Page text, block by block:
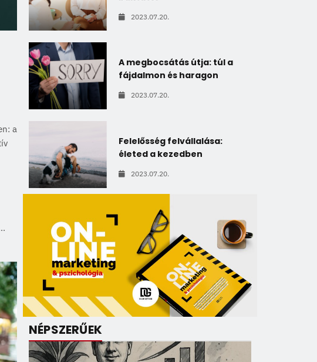
a
2023.07.20.
A megbocsátás útja: túl a
fájdalmon és haragon
2023.07.20.
Felelősség felvállalása:
életed a kezedben
2023.07.20.
NÉPSZERŰEK